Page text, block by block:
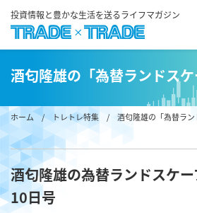
投資情報と豊かな生活を送るライフマガジン
酒匂隆雄の「為替ランドスケ
ホーム/ トレトレ特集 / 酒匂隆雄の「為替ラン
酒匂隆雄の為替ランドスケ
10日号